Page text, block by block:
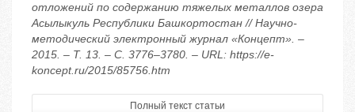
отложений по содержанию тяжелых металлов озера
Асылыкуль Республики Башкортостан // Научно-
методический электронный журнал «Концепт». –
2015. – Т. 13. – С. 3776–3780. – URL: https://e-
koncept.ru/2015/85756.htm
Полный текст статьи